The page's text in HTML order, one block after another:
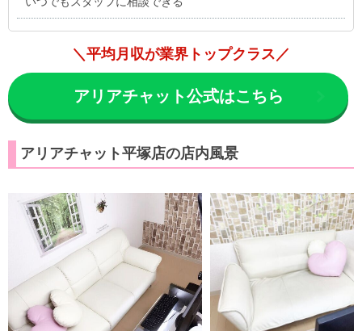
＼平均月収が業界トップクラス／
アリアチャット公式はこちら
アリアチャット平塚店の店内風景